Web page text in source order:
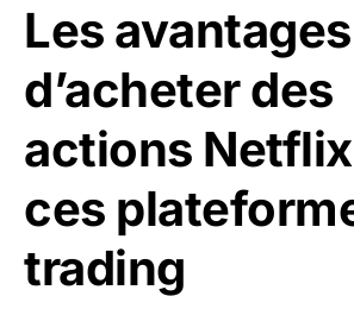
Les avantages
d’acheter des
actions
ces
trading